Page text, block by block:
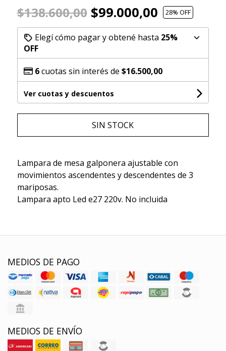
$138.600,00$99.000,00 28% OFF
Elegí cómo pagar y obtené hasta 25%
OFF
6cuotas sin interés de $16.500,00
Ver cuotas y descuentos
SIN STOCK
Lampara de mesa galponera ajustable con
movimientos ascendentes y descendentes de 3
mariposas.
Lampara apto Led e27 220v. No incluida
MEDIOS DE PAGO
MEDIOS DE ENVÍO